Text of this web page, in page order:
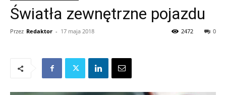
Światła zewnętrzne pojazdu
Przez Redaktor - 17 maja 2018 0
2472